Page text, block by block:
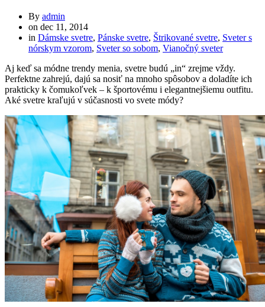
By admin
on dec 11, 2014
in Dámske svetre, Pánske svetre, Štrikované svetre, Sveter s
nórskym vzorom, Sveter so sobom, Vianočný sveter
Aj keď sa módne trendy menia, svetre budú „in“ zrejme vždy.
Perfektne zahrejú, dajú sa nosiť na mnoho spôsobov a doladíte ich
prakticky k čomukoľvek – k športovému i elegantnejšiemu outfitu.
Aké svetre kraľujú v súčasnosti vo svete módy?